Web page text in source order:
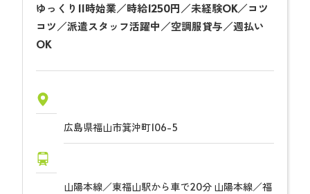
ゆっくり11時始業／時給1250円／未経験OK／コツ
コツ／派遣スタッフ活躍中／空調服貸与／週払い
OK
広島県福山市箕沖町106-5
山陽本線／東福山駅から車で20分 山陽本線／福